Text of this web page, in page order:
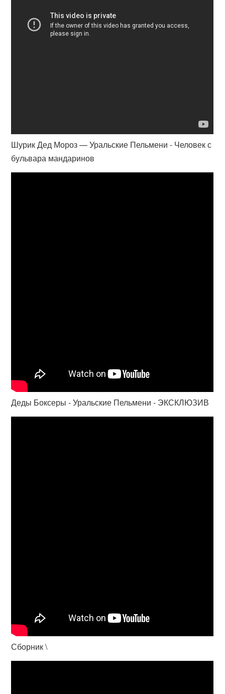
Шурик Дед Мороз — Уральские Пельмени - Человек с
бульвара мандаринов
Деды Боксеры - Уральские Пельмени - ЭКСКЛЮЗИВ
Сборник \